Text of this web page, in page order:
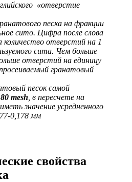
«отверстие
песка на фракции
сито. Цифра после слова
количество отверстий на 1
сита. Чем больше
отверстий на единицу
гранатовый
песок самой
80 mesh , в пересчете на
значение усредненного
0,178 мм
свойства